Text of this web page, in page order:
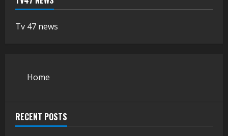
Tv 47 news
Home
RECENT POSTS